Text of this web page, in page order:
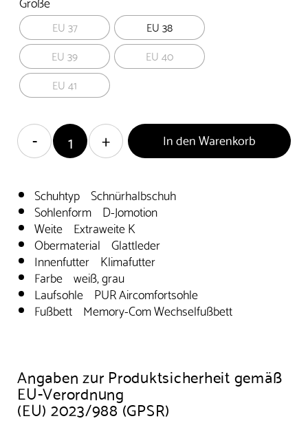
EU 37
EU 38
EU 39
EU 40
EU 41
In den Warenkorb
Schuhtyp Schnürhalbschuh
Sohlenform D-Jomotion
Weite Extraweite K
Obermaterial Glattleder
Innenfutter Klimafutter
Farbe weiß, grau
Laufsohle PUR Aircomfortsohle
Fußbett Memory-Com Wechselfußbett
Angaben zur Produktsicherheit gemäß
EU-Verordnung
(EU) 2023/988 (GPSR)